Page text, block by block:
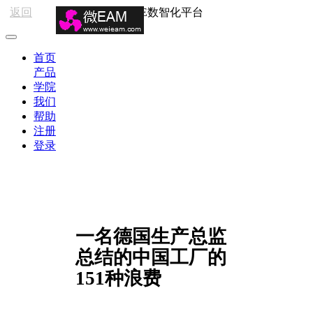
返回 HSE数智化平台
首页
产品
学院
我们
帮助
注册
登录
一名德国生产总监
总结的中国工厂的
151种浪费